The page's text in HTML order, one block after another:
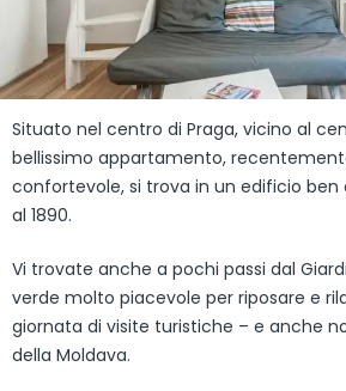
Situato nel centro di Praga, vicino al
bellissimo appartamento,
confortevole, si trova in un edificio ben
al 1890.
Vi trovate anche a pochi passi dal
verde molto piacevole per riposare e
giornata di visite turistiche – e anche
della Moldava.